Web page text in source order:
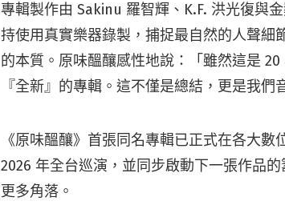
專輯製作由 Sakinu 羅智輝、K.F. 洪光復與
持使用真實樂器錄製，捕捉最自然的人聲細
的本質。原味醞釀感性地說：「雖然這是
『全新』的專輯。這不僅是總結，更是我們
《原味醞釀》首張同名專輯已正式在各大
2026 年全台巡演，並同步啟動下一張作品
更多角落。